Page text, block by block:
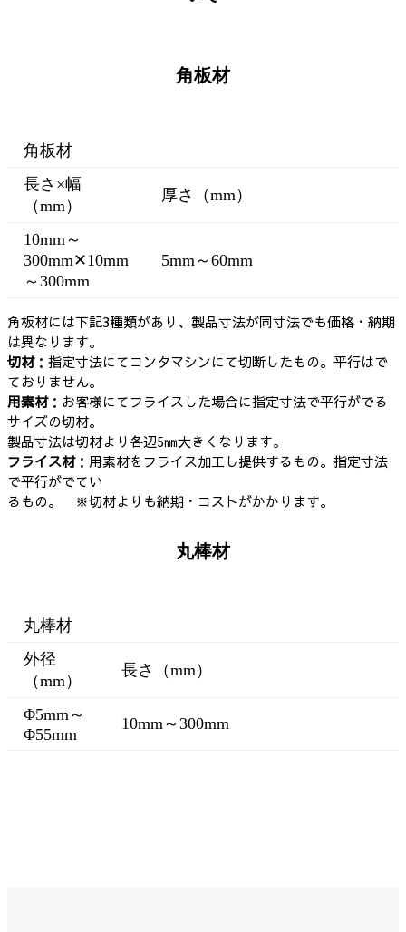
角板材
角板材
長さ×幅
（mm）
厚さ（mm）
10mm～
300mm✕10mm
～300mm
5mm～60mm
角板材には下記3種類があり、製品寸法が同寸法でも価格・納期
は異なります。
切材：指定寸法にてコンタマシンにて切断したもの。平行はで
ておりません。
用素材：お客様にてフライスした場合に指定寸法で平行がでる
サイズの切材。
製品寸法は切材より各辺5㎜大きくなります。
フライス材：用素材をフライス加工し提供するもの。指定寸法
で平行がでてい
るもの。 ※切材よりも納期・コストがかかります。
丸棒材
丸棒材
外径
（mm）
長さ（mm）
Φ5mm～
Φ55mm
10mm～300mm